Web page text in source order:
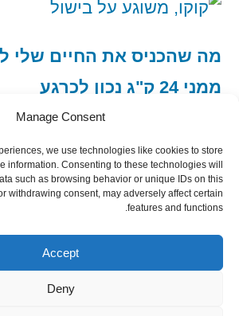
Manage Consent
we use technologies like cookies to store
information. Consenting to these technologies will
such as browsing behavior or unique IDs on this
withdrawing consent, may adversely affect certain
features and functions.
Accept
Deny
מה שהכניס את החיים שלי
ממני 24 ק"ג נכון לכרגע
via RSS